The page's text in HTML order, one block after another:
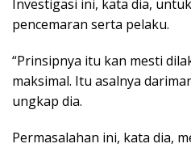
Investigasi ini, kata dia,
pencemaran serta pelaku.
“Prinsipnya itu kan mesti
maksimal. Itu asalnya
ungkap dia.
Permasalahan ini, kata dia,